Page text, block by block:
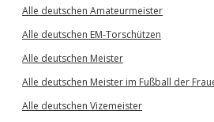
Alle deutschen Amateurmeister
Alle deutschen EM-Torschützen
Alle deutschen Meister
Alle deutschen Meister im Fußball der
Alle deutschen Vizemeister